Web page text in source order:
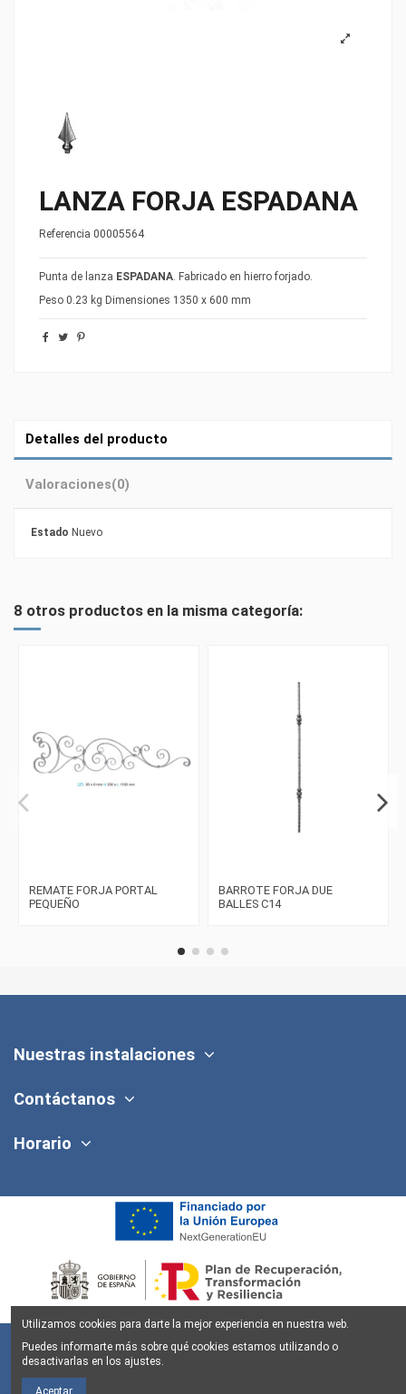
LANZA FORJA ESPADANA
Referencia 00005564
Punta de lanza ESPADANA. Fabricado en hierro forjado.
Peso 0.23 kg Dimensiones 1350 x 600 mm
Detalles del producto
Valoraciones(0)
Estado Nuevo
8 otros productos en la misma categoría:
REMATE FORJA PORTAL
PEQUEÑO
BARROTE FORJA DUE
BALLES C14
Nuestras instalaciones
Contáctanos
Horario
Utilizamos cookies para darte la mejor experiencia en nuestra web.
Puedes informarte más sobre qué cookies estamos utilizando o
desactivarlas en los ajustes.
Aceptar